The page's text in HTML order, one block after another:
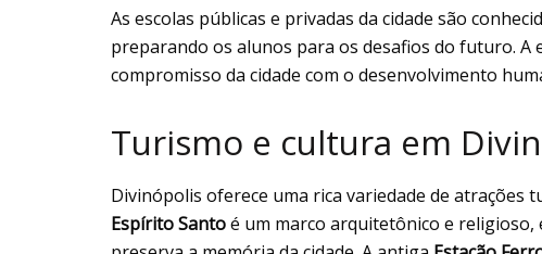
As escolas públicas e privadas da cidade são
preparando os alunos para os desafios do futuro. A
compromisso da cidade com o desenvolvimento
Turismo e cultura em
Divinópolis oferece uma rica variedade de atrações
Espírito Santoé um marco arquitetônico e religioso,